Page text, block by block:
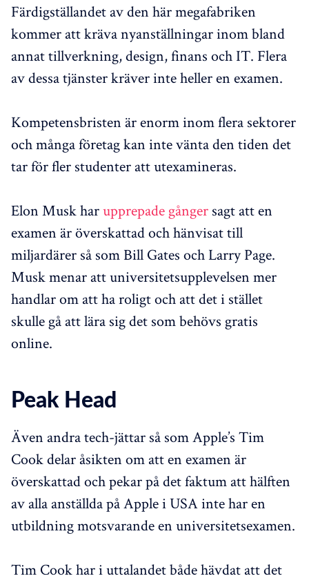
Färdigställandet av den här megafabriken
kommer att kräva nyanställningar inom bland
annat tillverkning, design, finans och IT. Flera
av dessa tjänster kräver inte heller en examen.
Kompetensbristen är enorm inom flera sektorer
och många företag kan inte vänta den tiden det
tar för fler studenter att utexamineras.
Elon Musk harupprepade gånger sagt att en
examen är överskattad och hänvisat till
miljardärer så som Bill Gates och Larry Page.
Musk menar att universitetsupplevelsen mer
handlar om att ha roligt och att det i stället
skulle gå att lära sig det som behövs gratis
online.
Peak Head
Även andra tech-jättar så som Apple’s Tim
Cook delar åsikten om att en examen är
överskattad och pekar på det faktum att hälften
av alla anställda på Apple i USA inte har en
utbildning motsvarande en universitetsexamen.
Tim Cook har i uttalandet både hävdat att det